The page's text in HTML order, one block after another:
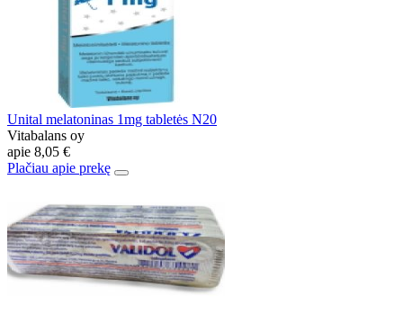
Unital melatoninas 1mg tabletės N20
Vitabalans oy
apie 8,05 €
Plačiau apie prekę